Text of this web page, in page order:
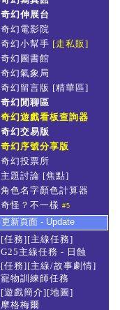
奇幻伸展台
奇幻電影院
奇幻小幫手 [走私販]
奇幻圖書館
奇幻氣象局
奇幻留言版 [精華區]
奇幻閒聊區
奇幻遊戲看板查詢器
奇幻交易版
奇幻序號分享版
奇幻投票所
主題討論 [焦點]
角色名字顏色計算器
奇怪？不一樣 #5
更新頁面 - Update
[任務][主線任務]
G25主線任務 - 日蝕
[任務][主線/故事劇情]
寵物訓練師任務
[遊戲簡介][地圖]
摩格梅爾